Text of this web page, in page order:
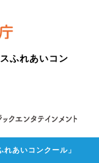
ふれあいコン
あいコンクール」